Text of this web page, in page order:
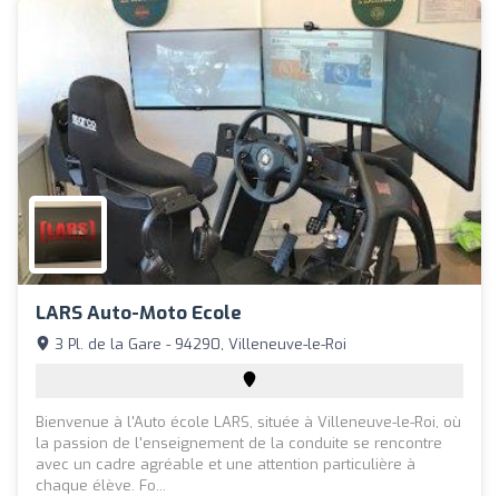
LARS Auto-Moto Ecole
3 Pl. de la Gare - 94290, Villeneuve-le-Roi
Bienvenue à l'Auto école LARS, située à Villeneuve-le-Roi, où
la passion de l'enseignement de la conduite se rencontre
avec un cadre agréable et une attention particulière à
chaque élève. Fo...